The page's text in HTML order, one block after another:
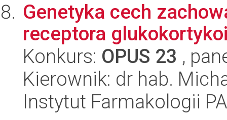
Genetyka cech
receptora
Konkurs: OPUS 23 ,
Kierownik: dr hab.
Instytut Farmakologii